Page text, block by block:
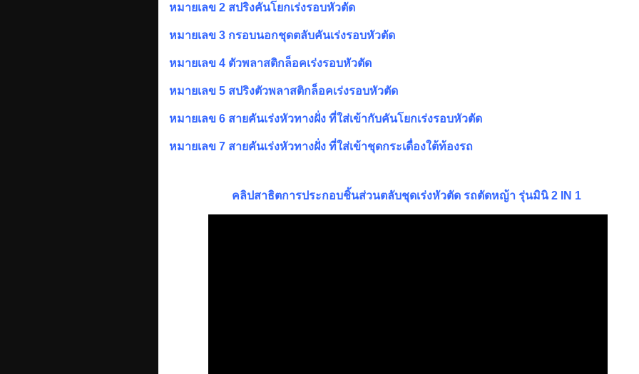
หมายเลข 2 สปริงคันโยกเร่งรอบหัวตัด
หมายเลข 3 กรอบนอกชุดตลับคันเร่งรอบหัวตัด
หมายเลข 4 ตัวพลาสติกล็อคเร่งรอบหัวตัด
หมายเลข 5 สปริงตัวพลาสติกล็อคเร่งรอบหัวตัด
หมายเลข 6 สายคันเร่งหัวทางฝั่ง ที่ใส่เข้ากับคันโยกเร่งรอบหัวตัด
หมายเลข 7 สายคันเร่งหัวทางฝั่ง ที่ใส่เข้าชุดกระเดื่องใต้ท้องรถ
คลิปสาธิตการประกอบชิ้นส่วนตลับชุดเร่งหัวตัด รถตัดหญ้า รุ่นมินิ 2 IN 1